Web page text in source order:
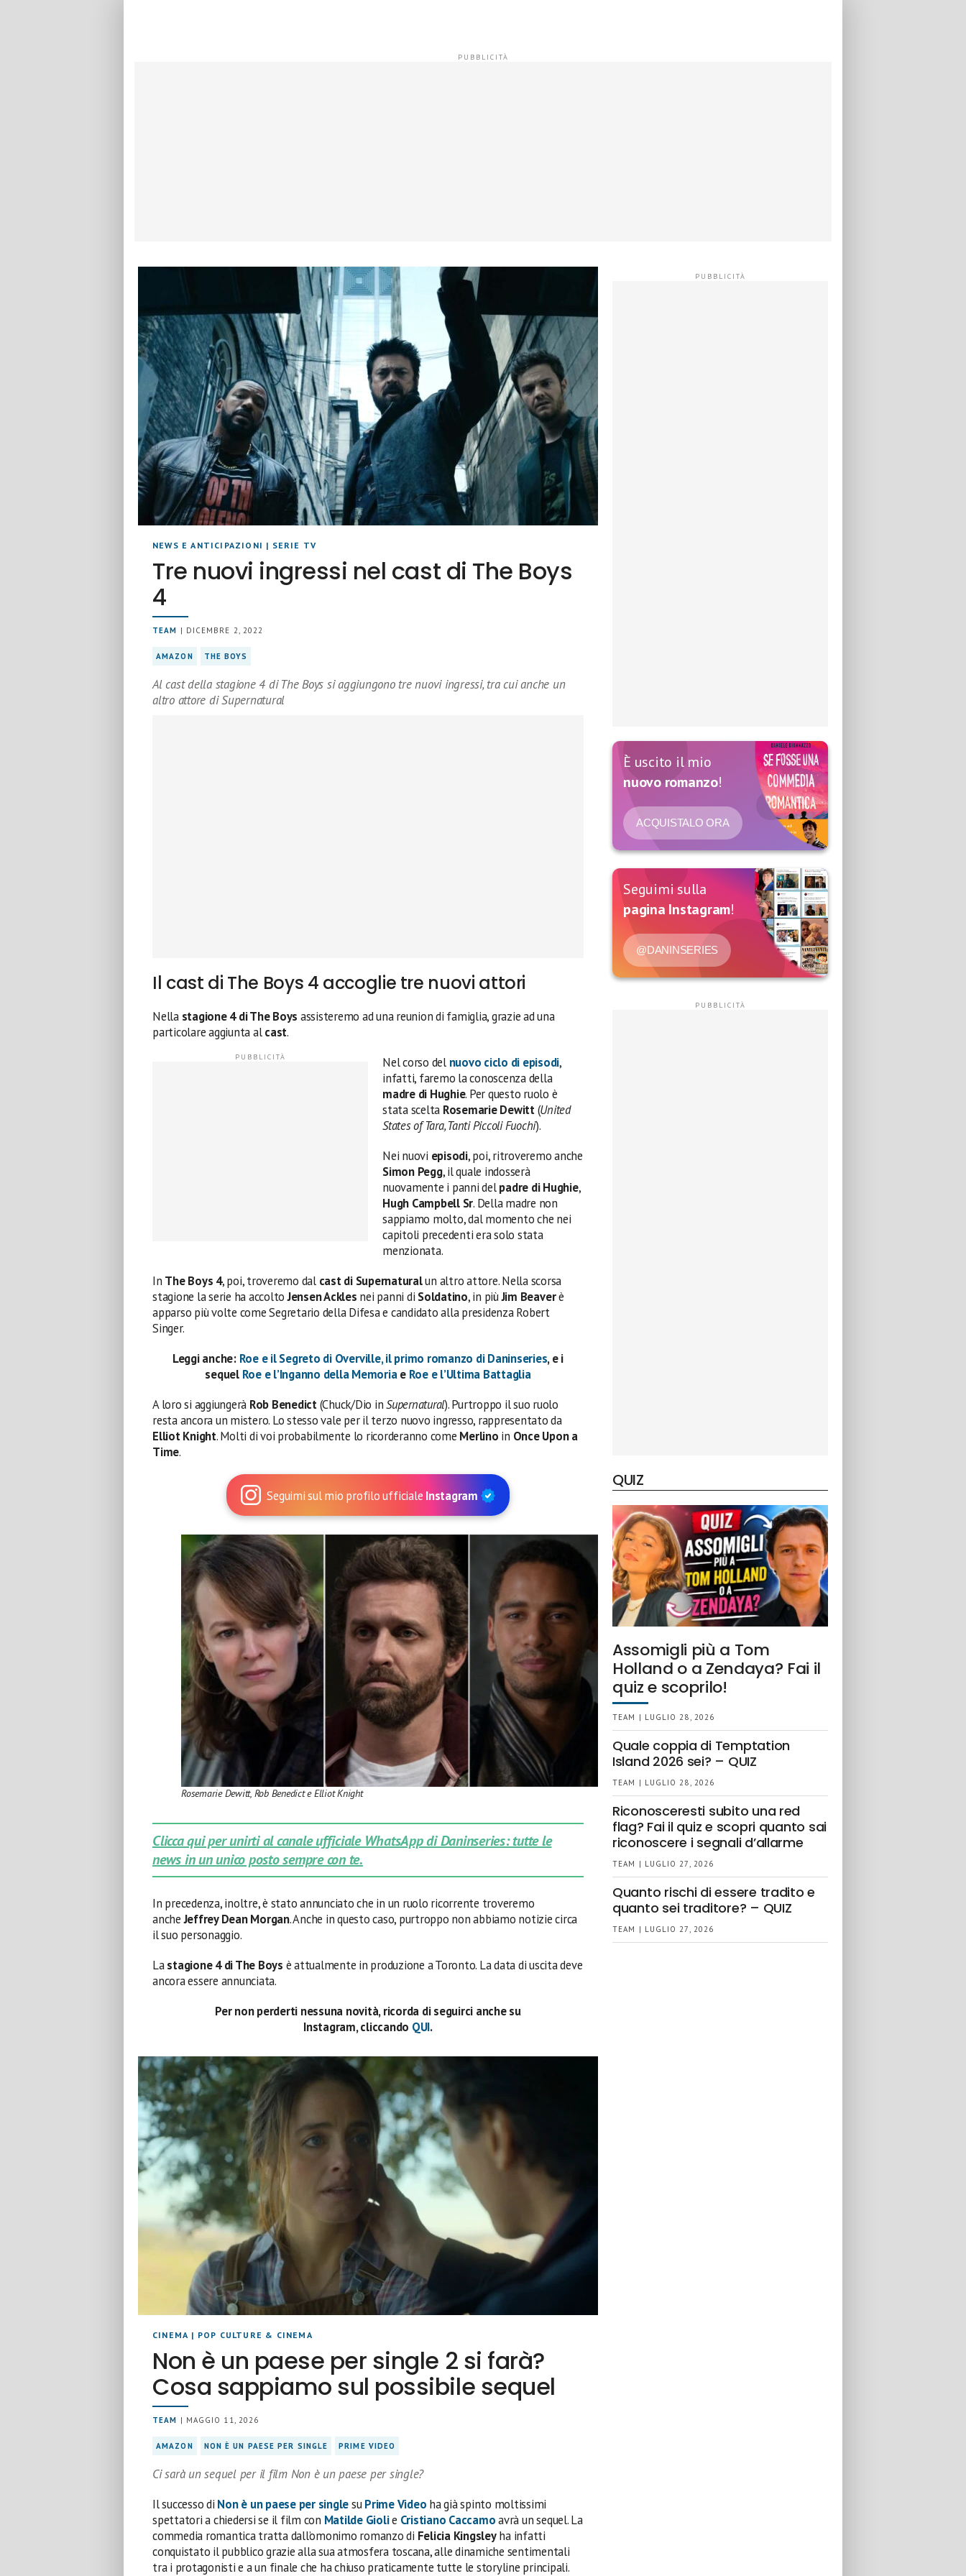
NEWS E ANTICIPAZIONI | SERIE TV
Tre nuovi ingressi nel cast di The Boys
4
TEAM | DICEMBRE 2, 2022
AMAZON THE BOYS
Al cast della stagione 4 di The Boys si aggiungono tre nuovi ingressi, tra cui anche un
altro attore di Supernatural
Il cast di The Boys 4 accoglie tre nuovi attori
Nella stagione 4 di The Boys assisteremo ad una reunion di famiglia, grazie ad una
particolare aggiunta alcast.
Nel corso del nuovo ciclo di episodi,
infatti, faremo la conoscenza della
madre di Hughie. Per questo ruolo è
stata scelta Rosemarie Dewitt(United
States of Tara, Tanti Piccoli Fuochi).
Nei nuovi episodi, poi, ritroveremo anche
Simon Pegg, il quale indosserà
nuovamente i panni delpadre di Hughie,
Hugh Campbell Sr. Della madre non
sappiamo molto, dal momento che nei
capitoli precedenti era solo stata
menzionata.
In The Boys 4, poi, troveremo dal cast di Supernaturalun altro attore. Nella scorsa
stagione la serie ha accoltoJensen Ackles nei panni di Soldatino, in piùJim Beaverè
apparso più volte come Segretario della Difesa e candidato alla presidenza Robert
Singer.
Leggi anche: Roe e il Segreto di Overville, il primo romanzo di Daninseries, e i
sequel Roe e l’Inganno della Memoriae Roe e l’Ultima Battaglia
A loro si aggiungerà Rob Benedict(Chuck/Dio inSupernatural). Purtroppo il suo ruolo
resta ancora un mistero. Lo stesso vale per il terzo nuovo ingresso, rappresentato da
Elliot Knight. Molti di voi probabilmente lo ricorderanno come Merlino in Once Upon a
Time.
Seguimi sul mio profilo ufficiale Instagram
Rosemarie Dewitt, Rob Benedict e Elliot Knight
Clicca qui per unirti al canale ufficiale WhatsApp di Daninseries: tutte le
news in un unico posto sempre con te.
In precedenza, inoltre, è stato annunciato che in un ruolo ricorrente troveremo
ancheJeffrey Dean Morgan. Anche in questo caso, purtroppo non abbiamo notizie circa
il suo personaggio.
Lastagione 4 di The Boys è attualmente in produzione a Toronto. La data di uscita deve
ancora essere annunciata.
Per non perderti nessuna novità, ricorda di seguirci anche su
Instagram, cliccando QUI.
CINEMA | POP CULTURE & CINEMA
Non è un paese per single 2 si farà?
Cosa sappiamo sul possibile sequel
TEAM | MAGGIO 11, 2026
AMAZON NON È UN PAESE PER SINGLE PRIME VIDEO
Ci sarà un sequel per il film Non è un paese per single?
Il successo di Non è un paese per singlesuPrime Video ha già spinto moltissimi
spettatori a chiedersi se il film con Matilde Giolie Cristiano Caccamoavrà un sequel. La
commedia romantica tratta dall’omonimo romanzo di Felicia Kingsleyha infatti
conquistato il pubblico grazie alla sua atmosfera toscana, alle dinamiche sentimentali
tra i protagonisti e a un finale che ha chiuso praticamente tutte le storyline principali.
È uscito il mio
nuovo romanzo!
ACQUISTALO ORA
Seguimi sulla
pagina Instagram!
@DANINSERIES
QUIZ
Assomigli più a Tom
Holland o a Zendaya? Fai il
quiz e scoprilo!
TEAM | LUGLIO 28, 2026
Quale coppia di Temptation
Island 2026 sei? – QUIZ
TEAM | LUGLIO 28, 2026
Riconosceresti subito una red
flag? Fai il quiz e scopri quanto sai
riconoscere i segnali d’allarme
TEAM | LUGLIO 27, 2026
Quanto rischi di essere tradito e
quanto sei traditore? – QUIZ
TEAM | LUGLIO 27, 2026